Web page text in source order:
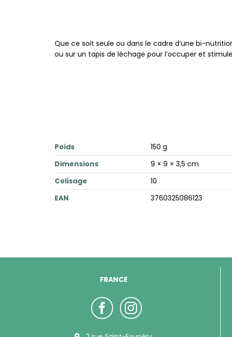
Que ce soit seule ou dans le cadre d’une bi-
ou sur un tapis de léchage pour l’occuper et
Poids
150 g
Dimensions
9 × 9 × 3,5 cm
Colisage
10
EAN
3760325086123
FRANCE